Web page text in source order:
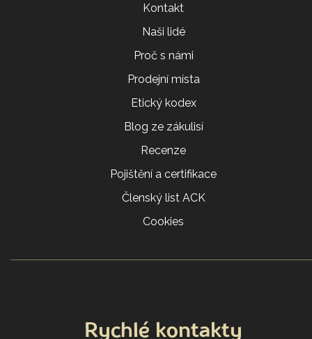
Kontakt
Naši lidé
Proč s námi
Prodejní místa
Etický kodex
Blog ze zákulisí
Recenze
Pojištění a certifikace
Členský list ACK
Cookies
Rychlé kontakty